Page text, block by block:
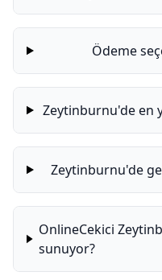
Ödeme
Zeytinburnu'de en
Zeytinburnu'de
OnlineCekici
sunuyor?